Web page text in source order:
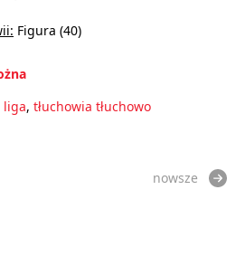
Figura (40)
liga, tłuchowia tłuchowo
nowsze